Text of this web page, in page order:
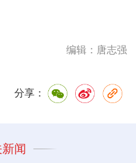
编辑：唐志强
分享：
闻